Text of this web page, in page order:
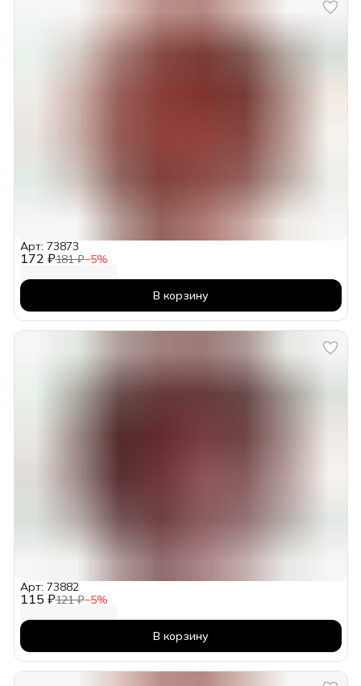
172 ₽181 ₽−5%
Арт: 73873
В корзину
115 ₽121 ₽−5%
Арт: 73882
В корзину